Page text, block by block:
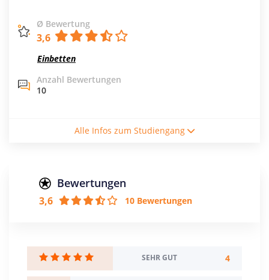
Ø Bewertung
3,6
Einbetten
Anzahl Bewertungen
10
Vollzeitstudium
Creditpoints
3 Semester
Alle Infos zum Studiengang
Bewertungen
3,6 10 Bewertungen
SEHR GUT 4